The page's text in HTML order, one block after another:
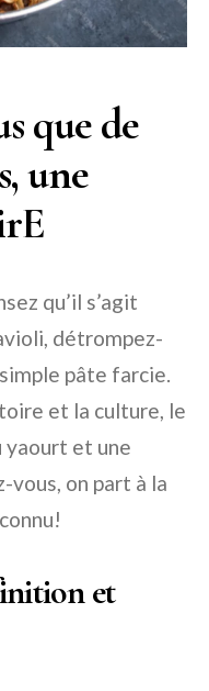
que de
une
qu’il s’agit
détrompez-
simple pâte farcie.
et la culture, le
yaourt et une
vous, on part à la
et